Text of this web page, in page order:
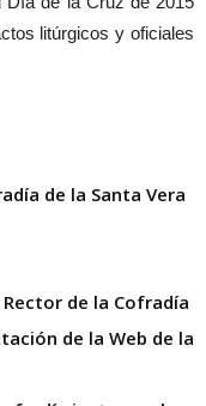
litúrgicos y oficiales
de la Santa Vera
Rector de la Cofradía
de la Web de la